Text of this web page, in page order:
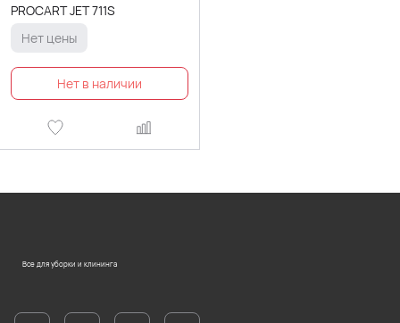
PROCART JET 711S
Нет цены
Все для уборки и клининга